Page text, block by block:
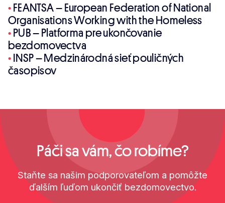
•FEANTSA – European Federation of National
Organisations Working with the Homeless
•PUB – Platforma pre ukončovanie
bezdomovectva
•INSP – Medzinárodná sieť pouličných
časopisov
Páči sa vám, čo robíme?
Staňte sa našim podporovateľom a pomôžte
ďalším ľuďom ukončiť bezdomovectvo.